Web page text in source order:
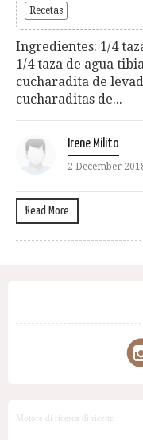
Recetas
Ingredientes: 1/4
1/4 taza de agua
cucharadita de
cucharaditas de...
Irene Milito
2 December
Read More
Motore di ricerca di ricette